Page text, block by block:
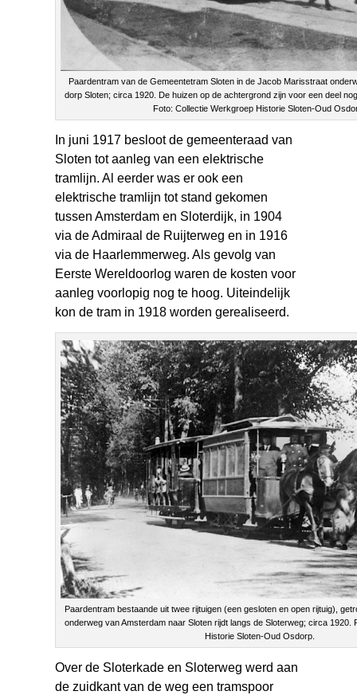
Paardentram van de Gemeentetram Sloten in de Jacob Marisstraat
dorp Sloten; circa 1920. De huizen op de achtergrond zijn voor een deel
Foto: Collectie Werkgroep Historie Sloten-Oud
In juni 1917 besloot de gemeenteraad van
Sloten tot aanleg van een elektrische
tramlijn. Al eerder was er ook een
elektrische tramlijn tot stand gekomen
tussen Amsterdam en Sloterdijk, in 1904
via de Admiraal de Ruijterweg en in 1916
via de Haarlemmerweg. Als gevolg van
Eerste Wereldoorlog waren de kosten voor
aanleg voorlopig nog te hoog. Uiteindelijk
kon de tram in 1918 worden gerealiseerd.
Paardentram bestaande uit twee rijtuigen (een gesloten en open rijtuig),
onderweg van Amsterdam naar Sloten rijdt langs de Sloterweg; circa 1920.
Historie Sloten-Oud Osdorp.
Over de Sloterkade en Sloterweg werd aan
de zuidkant van de weg een tramspoor